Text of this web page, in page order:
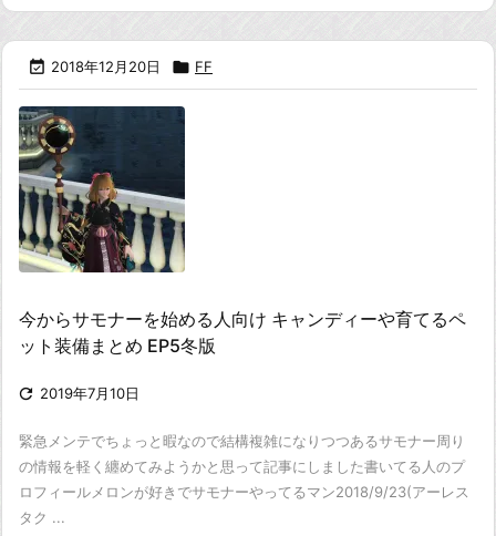
 2018年12月20日  FF
今からサモナーを始める人向け キャンディーや育てるペ
ット装備まとめ EP5冬版
 2019年7月10日
緊急メンテでちょっと暇なので結構複雑になりつつあるサモナー周り
の情報を軽く纏めてみようかと思って記事にしました書いてる人のプ
ロフィール メロンが好きでサモナーやってるマン2018/9/23(アーレス
タク ...